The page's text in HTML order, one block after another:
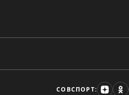
СОВСПОРТ: